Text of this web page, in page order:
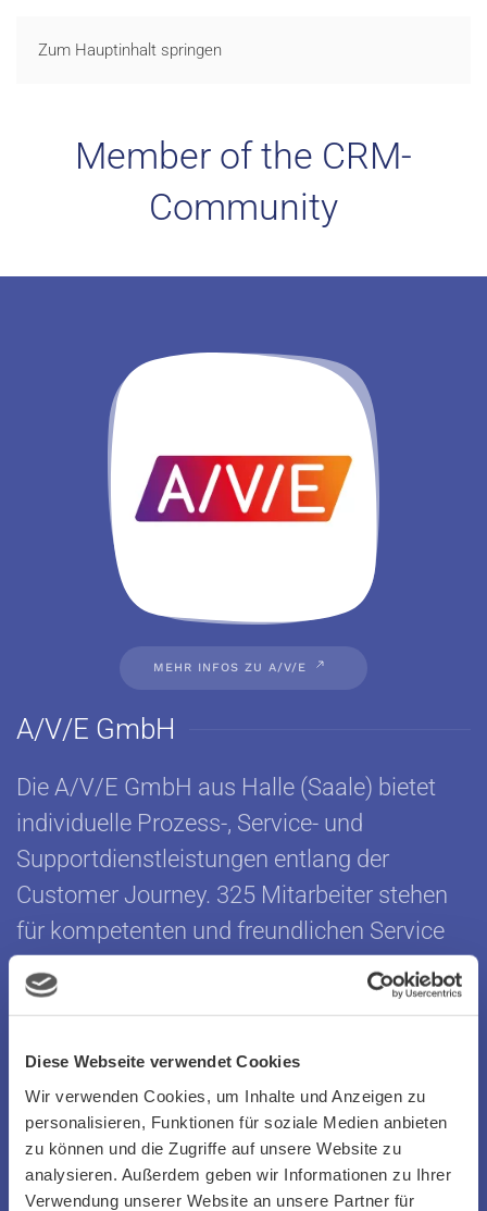
Diese Webseite verwendet Cookies
Wir verwenden Cookies, um Inhalte und Anzeigen zu
personalisieren, Funktionen für soziale Medien anbieten
zu können und die Zugriffe auf unsere Website zu
analysieren. Außerdem geben wir Informationen zu Ihrer
Verwendung unserer Website an unsere Partner für
Zum Hauptinhalt springen
Member of the CRM-
Community
A/V/E GmbH
Die A/V/E GmbH aus Halle (Saale) bietet
individuelle Prozess-, Service- und
Supportdienstleistungen entlang der
Customer Journey. 325 Mitarbeiter stehen
für kompetenten und freundlichen Service
von Mensch zu Mensch, wo automatisierte
Prozesse und komplexe Produkte und
Mit über 25 Jahren Erfahrung im
Kundenmanagement begleiten wir
Digitalisierungsstrategien, unterstützen
Vertriebsprozesse und sichern vor allem
MEHR INFOS ZU A/V/E